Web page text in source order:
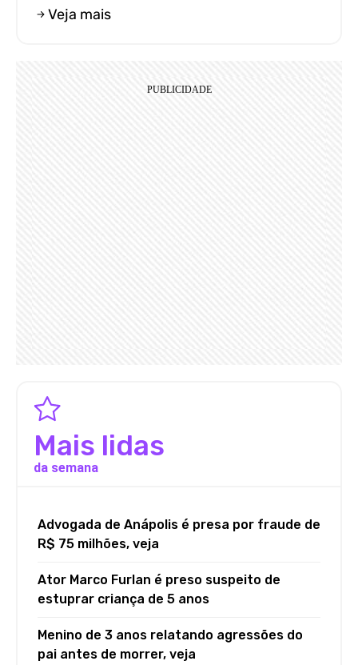
Veja mais
Mais lidas
da semana
Advogada de Anápolis é presa por fraude de
R$ 75 milhões, veja
Ator Marco Furlan é preso suspeito de
estuprar criança de 5 anos
Menino de 3 anos relatando agressões do
pai antes de morrer, veja